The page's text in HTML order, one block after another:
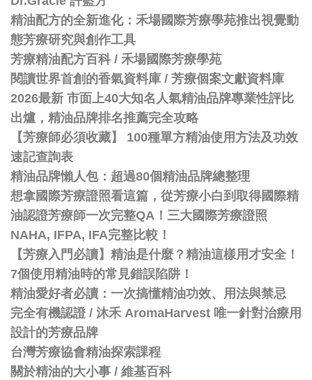
精油配方的全新進化：禾場國際芳療學苑推出視覺動
態芳療研究與創作工具
芳療精油配方百科 / 禾場國際芳療學苑
閱讀世界首創的香氣資料庫 / 芳療個案文獻資料庫
2026最新 市面上40大知名人氣精油品牌專業性評比
出爐，精油品牌排名推薦完全攻略
【芳療師必須收藏】 100種單方精油使用方法及功效
速記查詢表
精油品牌懶人包：超過80個精油品牌總整理
想拿國際芳療證照看這篇，從芳療小白到取得國際精
油認證芳療師一次完整QA！三大國際芳療證照
NAHA, IFPA, IFA完整比較！
【芳療入門必讀】精油是什麼？精油這樣用才安全！
7個使用精油時的常見錯誤陷阱！
精油愛好者必讀：一次搞懂精油功效、用法與禁忌
完全有機認證 / 沐禾 AromaHarvest 唯一針對治療用
設計的芳療品牌
台灣芳療協會精油探索課程
關於精油的大小事 / 維基百科